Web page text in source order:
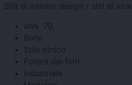
Stili di interior design / stili di vita:
anni '70
Boho
Stile etnico
Potere dei fiori
Industriale